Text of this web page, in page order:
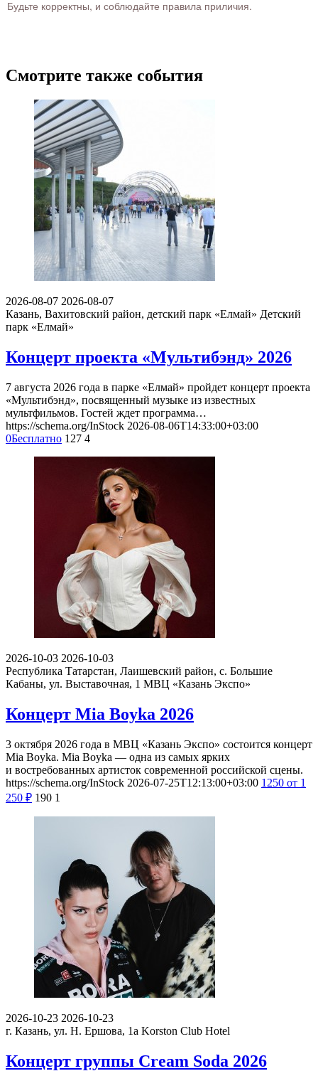
Будьте корректны, и соблюдайте правила приличия.
Смотрите также события
2026-08-07 2026-08-07
Казань, Вахитовский район, детский парк «Елмай» Детский
парк «Елмай»
Концерт проекта «Мультибэнд» 2026
7 августа 2026 года в парке «Елмай» пройдет концерт проекта
«Мультибэнд», посвященный музыке из известных
мультфильмов. Гостей ждет программа…
https://schema.org/InStock 2026-08-06T14:33:00+03:00
0Бесплатно 127 4
2026-10-03 2026-10-03
Республика Татарстан, Лаишевский район, с. Большие
Кабаны, ул. Выставочная, 1 МВЦ «Казань Экспо»
Концерт Mia Boyka 2026
3 октября 2026 года в МВЦ «Казань Экспо» состоится концерт
Mia Boyka. Mia Boyka — одна из самых ярких
и востребованных артисток современной российской сцены.
https://schema.org/InStock 2026-07-25T12:13:00+03:00 1250 от 1
250 ₽ 190 1
2026-10-23 2026-10-23
г. Казань, ул. Н. Ершова, 1а Korston Club Hotel
Концерт группы Cream Soda 2026